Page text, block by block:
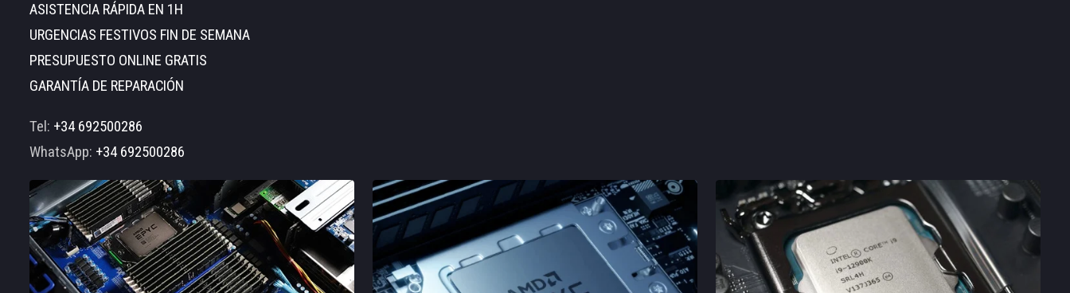
ASISTENCIA RÁPIDA EN 1H
URGENCIAS FESTIVOS FIN DE SEMANA
PRESUPUESTO ONLINE GRATIS
GARANTÍA DE REPARACIÓN
Tel: +34 692500286
WhatsApp: +34 692500286